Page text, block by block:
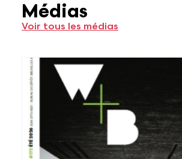
Médias
Voir tous les médias
Voir plus